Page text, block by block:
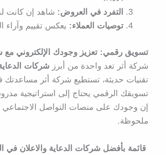
التفرد في العروض: شاهد إن كانت
توصيات العملاء: يعكس تقييم وآراء
تسويق رقمي: تعزيز وجودك الإلكتروني مع
شركة أثر تعد واحدة من أبرز شركات
تقنيات حديثة، تستطيع شركة أثر مساعدتك
تسويقك الرقمي يحتاج إلى استراتيجية
إن وجودك على منصات التواصل
ملحوظة.
قائمة بأفضل شركات الدعاية والاعلان في